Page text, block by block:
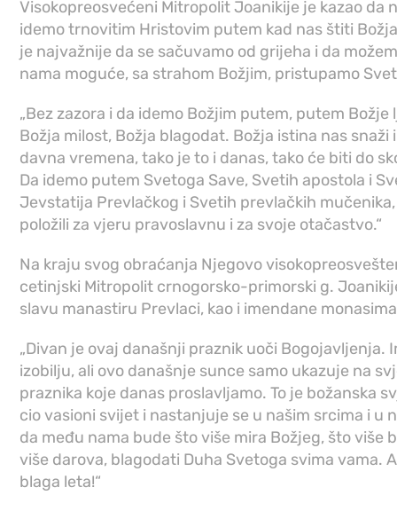
Visokopreosvećeni Mitropolit Joanikije je kazao da
idemo trnovitim Hristovim putem kad nas štiti
je najvažnije da se sačuvamo od grijeha i da
nama moguće, sa strahom Božjim, pristupamo
„Bez zazora i da idemo Božjim putem, putem
Božja milost, Božja blagodat. Božja istina nas snaži
davna vremena, tako je to i danas, tako će biti do
Da idemo putem Svetoga Save, Svetih apostola i
Jevstatija Prevlačkog i Svetih prevlačkih
položili za vjeru pravoslavnu i za svoje otačastvo.“
Na kraju svog obraćanja Njegovo
cetinjski Mitropolit crnogorsko-primorski g.
slavu manastiru Prevlaci, kao i imendane
„Divan je ovaj današnji praznik uoči Bogojavljenja.
izobilju, ali ovo današnje sunce samo ukazuje na
praznika koje danas proslavljamo. To je božanska
cio vasioni svijet i nastanjuje se u našim srcima i u
da među nama bude što više mira Božjeg, što više
više darova, blagodati Duha Svetoga svima vama.
blaga leta!“